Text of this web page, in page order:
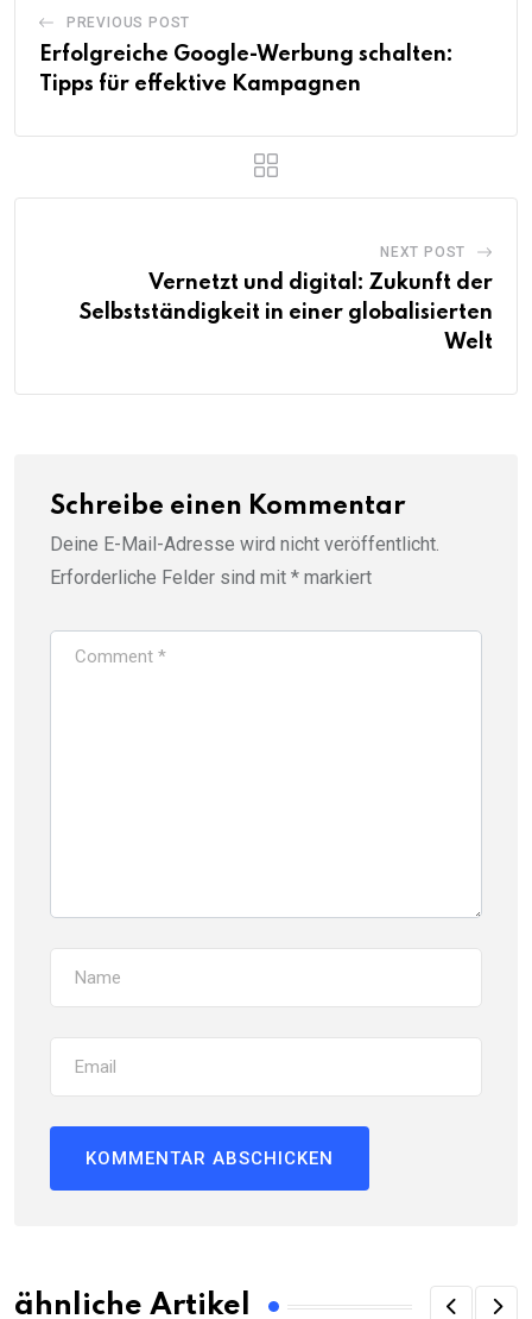
PREVIOUS POST
Erfolgreiche Google-Werbung schalten:
Tipps für effektive Kampagnen
NEXT POST
Vernetzt und digital: Zukunft der
Selbstständigkeit in einer globalisierten
Welt
Schreibe einen Kommentar
Deine E-Mail-Adresse wird nicht veröffentlicht.
Erforderliche Felder sind mit * markiert
ähnliche Artikel